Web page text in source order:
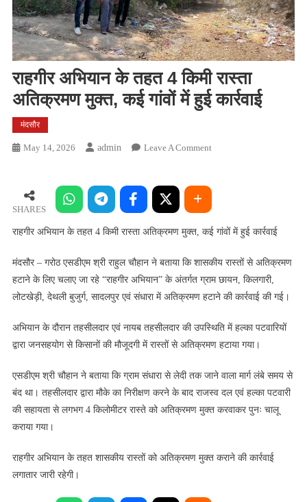
राहगीर अभियान के तहत 4 किमी रास्ता
अतिक्रमण मुक्त, कई गांवों में हुई कार्रवाई
मंदसौर
May 14, 2026 Admin Leave A CommentOn
के
तहत
4
रास्ता
अतिक्रमण
गांवों
SHARES
राहगीर अभियान के तहत 4 किमी रास्ता अतिक्रमण मुक्त, कई गांवों में हुई कार्रवाई
मंदसौर – गरोठ एसडीएम श्री राहुल चौहान ने बताया कि शासकीय रास्तों से अतिक्रमण
हटाने के लिए चलाए जा रहे “राहगीर अभियान” के अंतर्गत ग्राम छायन, किलगारी,
लोटखेड़ी, देथली बुजुर्ग, सादलपुर एवं संधारा में अतिक्रमण हटाने की कार्रवाई की गई।
अभियान के दौरान तहसीलदार एवं नायब तहसीलदार की उपस्थिति में हल्का पटवारियों
द्वारा जनसहयोग से किसानों की मौजूदगी में रास्तों से अतिक्रमण हटाया गया।
एसडीएम श्री चौहान ने बताया कि ग्राम संधारा से लेदी तक जाने वाला मार्ग लंबे समय से
बंद था। तहसीलदार द्वारा मौके का निरीक्षण करने के बाद राजस्व दल एवं हल्का पटवारी
की सहायता से लगभग 4 किलोमीटर रास्ते को अतिक्रमण मुक्त करवाकर पुनः चालू
कराया गया।
राहगीर अभियान के तहत शासकीय रास्तों को अतिक्रमण मुक्त कराने की कार्रवाई
लगातार जारी रहेगी।